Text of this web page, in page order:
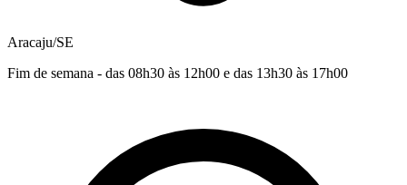
Aracaju/SE
Fim de semana - das 08h30 às 12h00 e das 13h30 às 17h00